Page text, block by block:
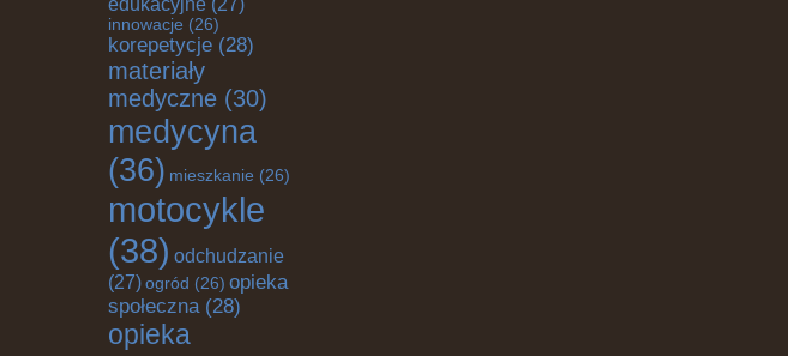
edukacyjne (27)
innowacje (26)
korepetycje (28)
materiały
medyczne (30)
medycyna
(36) mieszkanie (26)
motocykle
(38) odchudzanie
(27) ogród (26) opieka
społeczna(28)
opieka